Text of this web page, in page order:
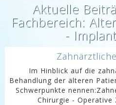
Aktuelle
Fachbereich:
-
Im Hinblick auf die
Behandlung der älteren
Schwerpunkte
Chirurgie - Operative